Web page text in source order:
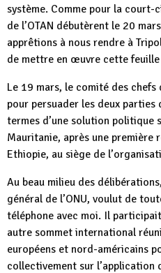
système. Comme pour la
de l’OTAN débutèrent le 20
apprêtions à nous rendre à
de mettre en œuvre cette
Le 19 mars, le comité des chefs
pour persuader les deux
termes d’une solution politique
Mauritanie, après une première
Ethiopie, au siège de
Au beau milieu des
général de l’ONU, voulut de
téléphone avec moi. Il
autre sommet international
européens et nord-américains
collectivement sur